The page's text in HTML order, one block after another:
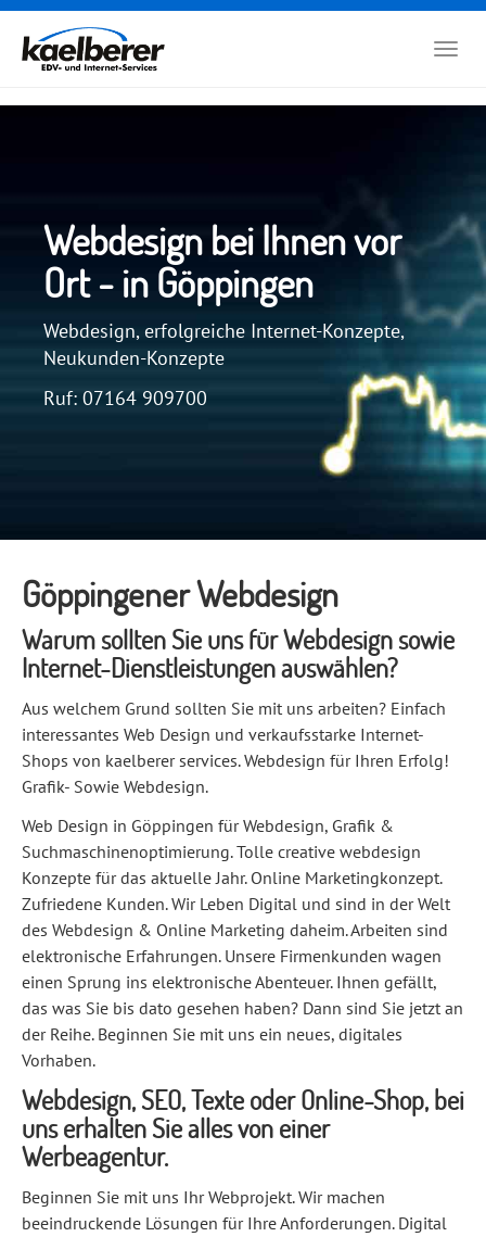
Zum
Hauptinhalt
springen
Webdesign bei Ihnen vor
Ort - in Göppingen
Webdesign, erfolgreiche Internet-Konzepte,
Neukunden-Konzepte
Ruf: 07164 909700
Göppingener Webdesign
Warum sollten Sie uns für Webdesign sowie
Internet-Dienstleistungen auswählen?
Aus welchem Grund sollten Sie mit uns arbeiten? Einfach
interessantes Web Design und verkaufsstarke Internet-
Shops von kaelberer services. Webdesign für Ihren Erfolg!
Grafik- Sowie Webdesign.
Web Design in Göppingen für Webdesign, Grafik &
Suchmaschinenoptimierung. Tolle creative webdesign
Konzepte für das aktuelle Jahr. Online Marketingkonzept.
Zufriedene Kunden. Wir Leben Digital und sind in der Welt
des Webdesign & Online Marketing daheim. Arbeiten sind
elektronische Erfahrungen. Unsere Firmenkunden wagen
einen Sprung ins elektronische Abenteuer. Ihnen gefällt,
das was Sie bis dato gesehen haben? Dann sind Sie jetzt an
der Reihe. Beginnen Sie mit uns ein neues, digitales
Vorhaben.
Webdesign, SEO, Texte oder Online-Shop, bei
uns erhalten Sie alles von einer
Werbeagentur.
Beginnen Sie mit uns Ihr Webprojekt. Wir machen
beeindruckende Lösungen für Ihre Anforderungen. Digital